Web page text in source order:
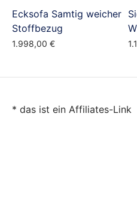
Ecksofa Samtig weicher
Stoffbezug
1.998,00 €
* das ist ein Affiliates-Link